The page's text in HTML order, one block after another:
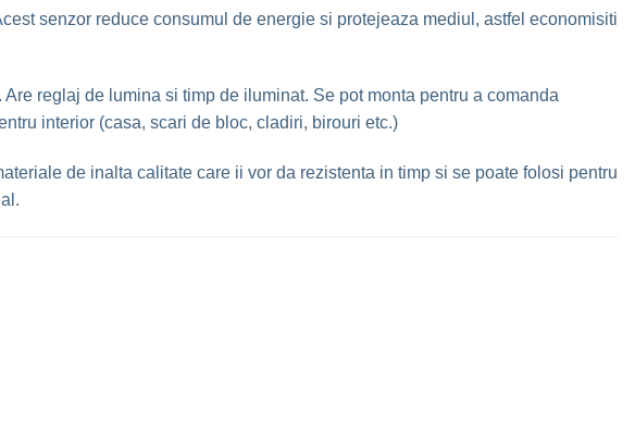
senzor reduce consumul de energie si protejeaza mediul, astfel economisiti
reglaj de lumina si timp de iluminat. Se pot monta pentru a comanda
interior (casa, scari de bloc, cladiri, birouri etc.)
de inalta calitate care ii vor da rezistenta in timp si se poate folosi pentru